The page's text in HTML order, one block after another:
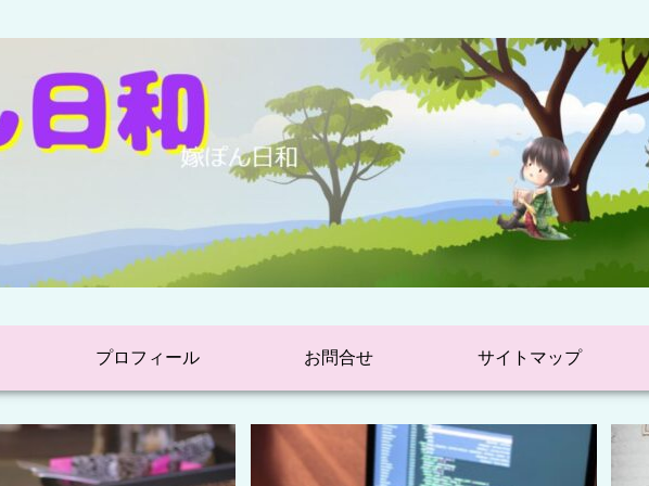
プロフィール お問合せ サイトマップ